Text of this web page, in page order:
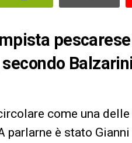
come una
parlarne è stato